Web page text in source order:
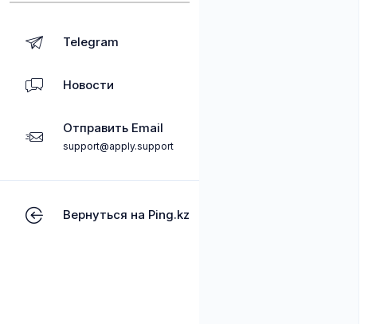
Telegram
Новости
Отправить Email
support@apply.support
Вернуться на Ping.kz